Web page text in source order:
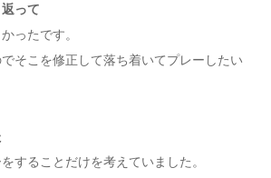
って
ったです。
そこを修正して落ち着いてプレーしたい
することだけを考えていました。